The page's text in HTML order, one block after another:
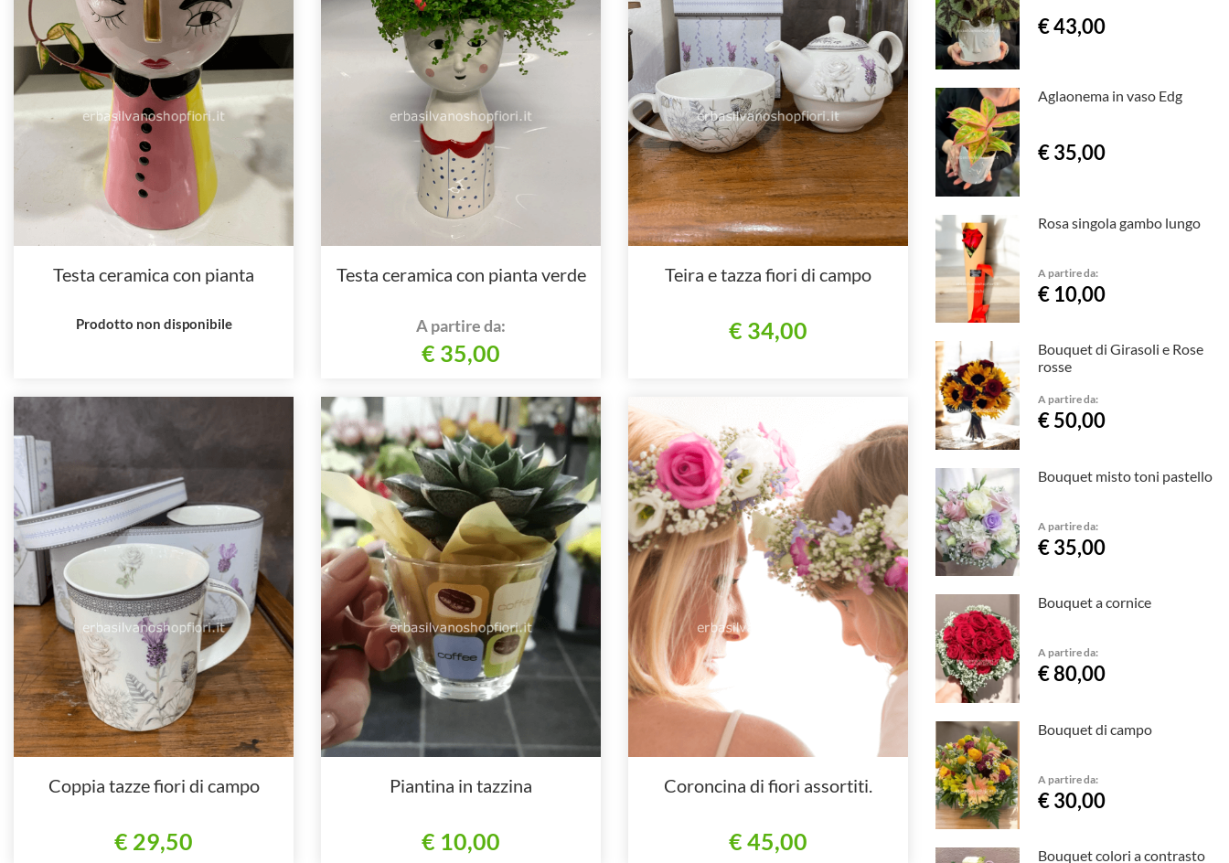
Testa ceramica con pianta
Prodotto non disponibile
Testa ceramica con pianta verde
A partire da:
€ 35,00
Teira e tazza fiori di campo
€ 34,00
Coppia tazze fiori di campo
€ 29,50
Piantina in tazzina
€ 10,00
Coroncina di fiori assortiti.
€ 45,00
€ 43,00
Aglaonema in vaso Edg
€ 35,00
Rosa singola gambo lungo
A partire da:
€ 10,00
Bouquet di Girasoli e Rose
rosse
A partire da:
€ 50,00
Bouquet misto toni pastello
A partire da:
€ 35,00
Bouquet a cornice
A partire da:
€ 80,00
Bouquet di campo
A partire da:
€ 30,00
Bouquet colori a contrasto